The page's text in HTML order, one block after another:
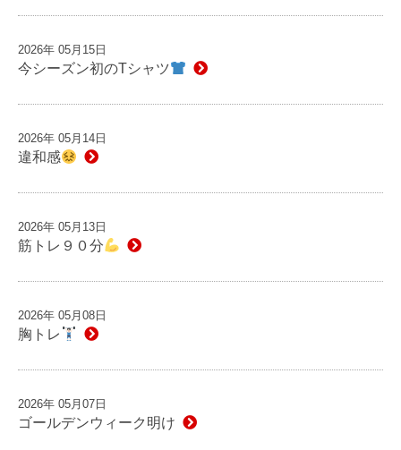
2026年 05月15日
今シーズン初のTシャツ
2026年 05月14日
違和感
2026年 05月13日
筋トレ９０分
2026年 05月08日
胸トレ
2026年 05月07日
ゴールデンウィーク明け